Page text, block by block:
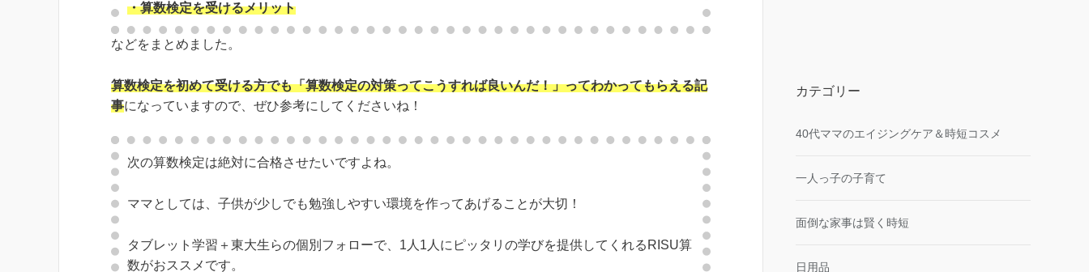
・算数検定を受けるメリット
などをまとめました。
算数検定を初めて受ける方でも「算数検定の対策ってこうすれば良いんだ！」ってわかってもらえる記
事になっていますので、ぜひ参考にしてくださいね！
次の算数検定は絶対に合格させたいですよね。
ママとしては、子供が少しでも勉強しやすい環境を作ってあげることが大切！
タブレット学習＋東大生らの個別フォローで、1人1人にピッタリの学びを提供してくれるRISU算
数がおススメです。
カテゴリー
40代ママのエイジングケア＆時短コスメ
一人っ子の子育て
面倒な家事は賢く時短
日用品